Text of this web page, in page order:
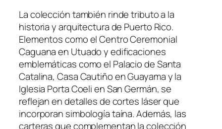
La colección también rinde tributo a la
historia y arquitectura de Puerto Rico.
Elementos como el Centro Ceremonial
Caguana en Utuado y edificaciones
emblemáticas como el Palacio de Santa
Catalina, Casa Cautiño en Guayama y la
Iglesia Porta Coeli en San Germán, se
reflejan en detalles de cortes láser que
incorporan simbología taína. Además, las
carteras que complementan la colección